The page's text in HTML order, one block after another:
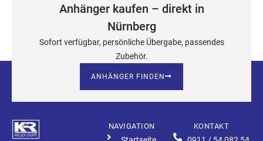
Anhänger kaufen – direkt in
Nürnberg
Sofort verfügbar, persönliche Übergabe, passendes
Zubehör.
ANHÄNGER FINDEN
NAVIGATION KONTAKT